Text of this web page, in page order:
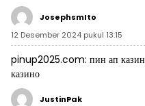
JosephsmIto
12 Desember 2024 pukul 13:15
pinup2025.com: пин ап
казино
JustinPak